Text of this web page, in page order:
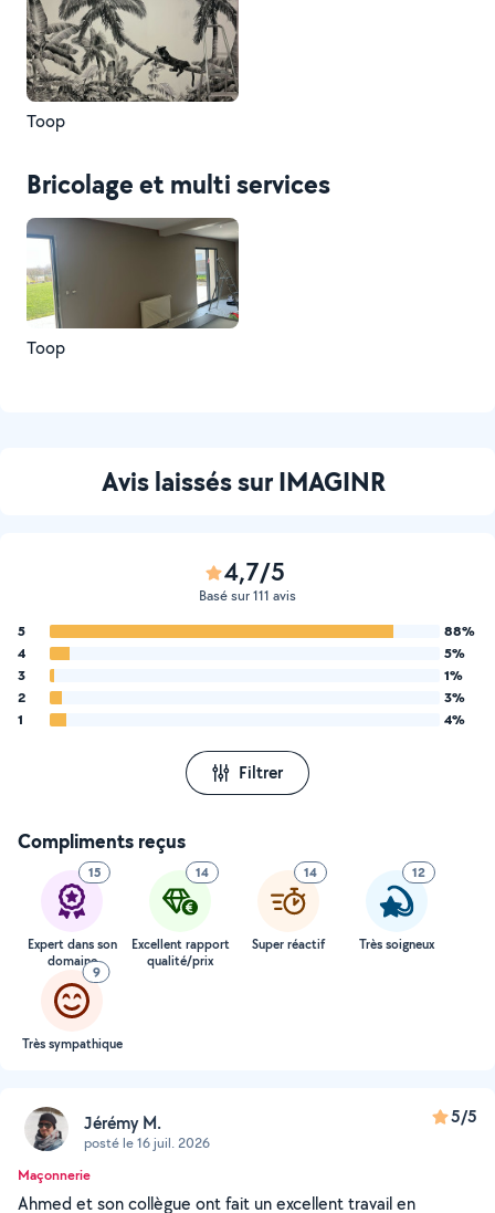
Toop
Bricolage et multi services
Toop
Avis laissés sur IMAGINR
4,7/5
Basé sur 111 avis
5
88%
4
5%
3
1%
2
3%
1
4%
Filtrer
Compliments reçus
15
Expert dans son
domaine
14
Excellent rapport
qualité/prix
14
Super réactif
12
Très soigneux
9
Très sympathique
Jérémy M.
posté le 16 juil. 2026
5/5
Maçonnerie
Ahmed et son collègue ont fait un excellent travail en